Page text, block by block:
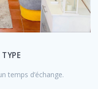
temps d’échange.